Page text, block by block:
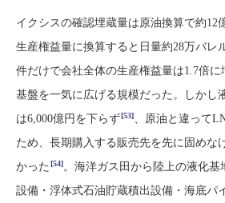
イクシスの確認埋蔵量は原油換算で約12
生産権益量に換算すると日量約28万バレ
件だけで会社全体の生産権益量は1.7倍に
基盤を一気に広げる規模だった。しかし
は6,000億円を下らず[53]、原油と違って
ため、長期購入する販売先を先に固めな
かった [54]。海洋ガス田から陸上の液化基
設備・浮体式石油貯蔵積出設備・海底パ